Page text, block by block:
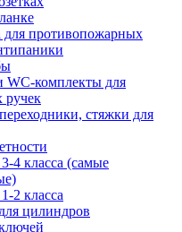
противопожарных
WC-комплекты для
ручек
стяжки для
4 класса (самые
2 класса
цилиндров